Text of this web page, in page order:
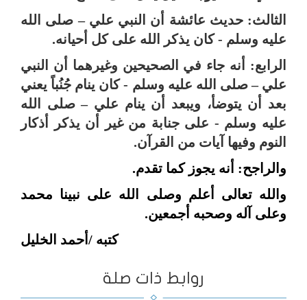
الثالث: حديث عائشة أن النبي علي – صلى الله
عليه وسلم - كان يذكر الله على كل أحيانه.
الرابع: أنه جاء في الصحيحين وغيرهما أن النبي
علي – صلى الله عليه وسلم - كان ينام جُنُباً يعني
بعد أن يتوضأ، ويبعد أن ينام علي – صلى الله
عليه وسلم - على جنابة من غير أن يذكر أذكار
النوم وفيها آيات من القرآن.
والراجح: أنه يجوز كما تقدم.
والله تعالى أعلم وصلى الله على نبينا محمد
وعلى آله وصحبه أجمعين.
كتبه /أحمد الخليل
روابط ذات صلة